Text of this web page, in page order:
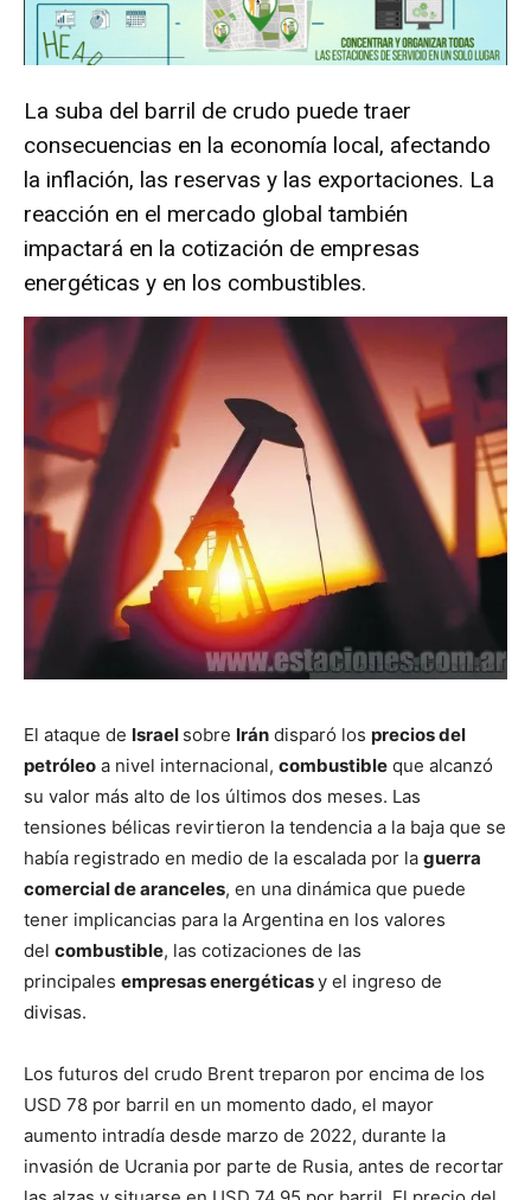
La suba del barril de crudo puede traer
consecuencias en la economía local, afectando
la inflación, las reservas y las exportaciones. La
reacción en el mercado global también
impactará en la cotización de empresas
energéticas y en los combustibles.
El ataque de Israel sobre Irán disparó los precios del
petróleo a nivel internacional, combustible que alcanzó
su valor más alto de los últimos dos meses. Las
tensiones bélicas revirtieron la tendencia a la baja que se
había registrado en medio de la escalada por la guerra
comercial de aranceles, en una dinámica que puede
tener implicancias para la Argentina en los valores
del combustible, las cotizaciones de las
principales empresas energéticasy el ingreso de
divisas.
Los futuros del crudo Brent treparon por encima de los
USD 78 por barril en un momento dado, el mayor
aumento intradía desde marzo de 2022, durante la
invasión de Ucrania por parte de Rusia, antes de recortar